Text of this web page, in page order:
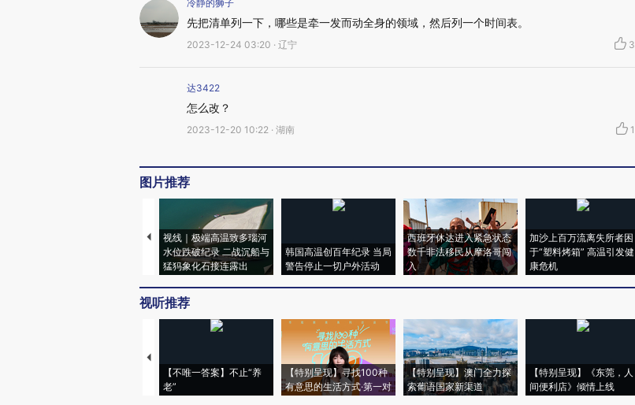
冷静的狮子
先把清单列一下，哪些是牵一发而动全身的领域，然后列一个时间表。
2023-12-24 03:20 · 辽宁 3
达3422
怎么改？
2023-12-20 10:22 · 湖南 1
图片推荐
视线｜极端高温致多瑙河
水位跌破纪录 二战沉船与
猛犸象化石接连露出
韩国高温创百年纪录 当局
警告停止一切户外活动
西班牙休达进入紧急状态
数千非法移民从摩洛哥闯
入
加沙上百万流离失所者困
于“塑料烤箱” 高温引发健
康危机
视听推荐
【不唯一答案】不止“养
老”
【特别呈现】寻找100种
有意思的生活方式·第一对
【特别呈现】澳门全力探
索葡语国家新渠道
【特别呈现】《东莞，人
间便利店》倾情上线